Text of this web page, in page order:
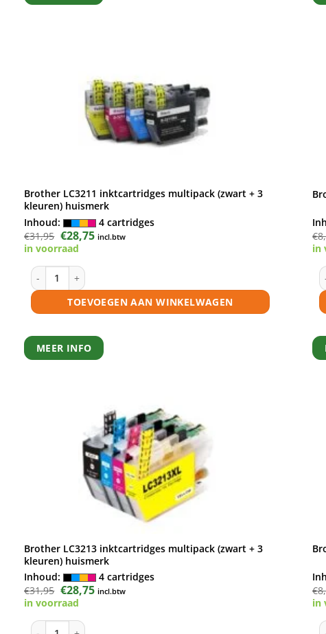
Brother LC3211 inktcartridges multipack (zwart + 3
kleuren) huismerk
Inhoud:
4 cartridges
€31,95 Oorspronkelijke
prijs
was:
€28,75Huidige
prijs
incl.btw
in voorraad
Brother LC3211 inktcartridges multipack (zwart + 3 kleuren)
TOEVOEGEN AAN WINKELWAGEN
MEER INFO
€
in
Brother LC3213 inktcartridges multipack (zwart + 3
kleuren) huismerk
Inhoud:
4 cartridges
€31,95 Oorspronkelijke
prijs
was:
€31,95.
€28,75Huidige
prijs
incl.btw
in voorraad
Brother LC3213 inktcartridges multipack (zwart + 3 kleuren)
€
in